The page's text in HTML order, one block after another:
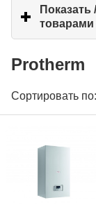
Показать
товарами
Protherm
Сортировать по: